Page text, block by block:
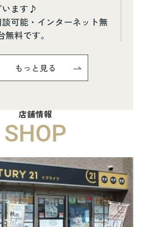
います♪
可能・インターネット無
料です。
白鳥台201
東A103
もっと見る
店舗情報
SHOP